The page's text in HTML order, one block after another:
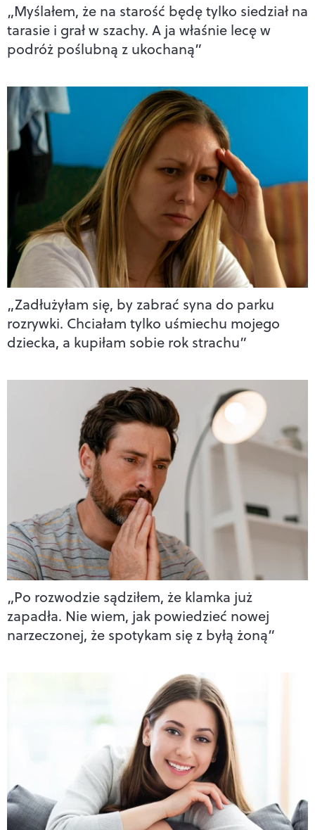
„Myślałem, że na starość będę tylko siedział na
tarasie i grał w szachy. A ja właśnie lecę w
podróż poślubną z ukochaną”
„Zadłużyłam się, by zabrać syna do parku
rozrywki. Chciałam tylko uśmiechu mojego
dziecka, a kupiłam sobie rok strachu”
„Po rozwodzie sądziłem, że klamka już
zapadła. Nie wiem, jak powiedzieć nowej
narzeczonej, że spotykam się z byłą żoną”